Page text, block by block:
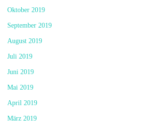
Oktober 2019
September 2019
August 2019
Juli 2019
Juni 2019
Mai 2019
April 2019
März 2019